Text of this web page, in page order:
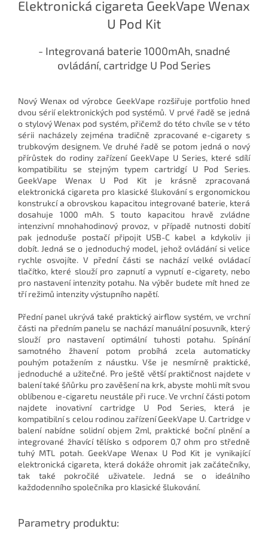
Elektronická cigareta GeekVape Wenax
U Pod Kit
- Integrovaná baterie 1000mAh, snadné
ovládání, cartridge U Pod Series
Nový Wenax od výrobce GeekVape rozšiřuje portfolio hned
dvou sérií elektronických pod systémů. V prvé řadě se jedná
o stylový Wenax pod systém, přičemž do této chvíle se v této
sérii nacházely zejména tradičně zpracované e-cigarety s
trubkovým designem. Ve druhé řadě se potom jedná o nový
přírůstek do rodiny zařízení GeekVape U Series, které sdílí
kompatibilitu se stejným typem cartridgí U Pod Series.
GeekVape Wenax U Pod Kit je krásně zpracovaná
elektronická cigareta pro klasické šlukování s ergonomickou
konstrukcí a obrovskou kapacitou integrované baterie, která
dosahuje 1000 mAh. S touto kapacitou hravě zvládne
intenzivní mnohahodinový provoz, v případě nutnosti dobití
pak jednoduše postačí připojit USB-C kabel a kdykoliv ji
dobít. Jedná se o jednoduchý model, jehož ovládání si velice
rychle osvojíte. V přední části se nachází velké ovládací
tlačítko, které slouží pro zapnutí a vypnutí e-cigarety, nebo
pro nastavení intenzity potahu. Na výběr budete mít hned ze
tří režimů intenzity výstupního napětí.
Přední panel ukrývá také praktický airflow systém, ve vrchní
části na předním panelu se nachází manuální posuvník, který
slouží pro nastavení optimální tuhosti potahu. Spínání
samotného žhavení potom probíhá zcela automaticky
pouhým potažením z náustku. Vše je nesmírně praktické,
jednoduché a užitečné. Pro ještě větší praktičnost najdete v
balení také šňůrku pro zavěšení na krk, abyste mohli mít svou
oblíbenou e-cigaretu neustále při ruce. Ve vrchní části potom
najdete inovativní cartridge U Pod Series, která je
kompatibilní s celou rodinou zařízení GeekVape U. Cartridge v
balení nabídne solidní objem 2ml, praktické boční plnění a
integrované žhavící tělísko s odporem 0,7 ohm pro středně
tuhý MTL potah. GeekVape Wenax U Pod Kit je vynikající
elektronická cigareta, která dokáže ohromit jak začátečníky,
tak také pokročilé uživatele. Jedná se o ideálního
každodenního společníka pro klasické šlukování.
Parametry produktu: